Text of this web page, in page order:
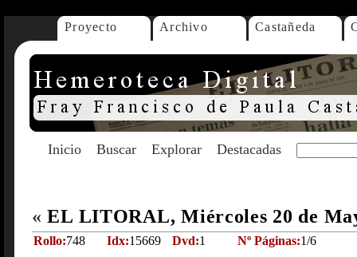
Proyecto Archivo Castañeda
Inicio Buscar Explorar Destacadas
« EL LITORAL, Miércoles 20 de
Rollo:748 Idx:15669 Dvd:1 Nº Páginas:1/6